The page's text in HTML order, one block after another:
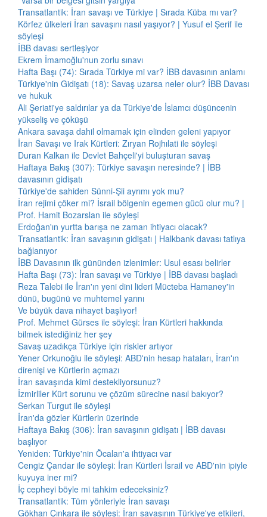
Transatlantik: İran savaşı ve Türkiye | Sırada Küba mı var?
Körfez ülkeleri İran savaşını nasıl yaşıyor? | Yusuf el Şerif ile
söyleşi
İBB davası sertleşiyor
Ekrem İmamoğlu'nun zorlu sınavı
Hafta Başı (74): Sırada Türkiye mi var? İBB davasının anlamı
Türkiye'nin Gidişatı (18): Savaş uzarsa neler olur? İBB Davası
ve hukuk
Ali Şeriati'ye saldırılar ya da Türkiye'de İslamcı düşüncenin
yükseliş ve çöküşü
Ankara savaşa dahil olmamak için elinden geleni yapıyor
İran Savaşı ve Irak Kürtleri: Zıryan Rojhılati ile söyleşi
Duran Kalkan ile Devlet Bahçeli'yi buluşturan savaş
Haftaya Bakış (307): Türkiye savaşın neresinde? | İBB
davasının gidişatı
Türkiye'de sahiden Sünni-Şii ayrımı yok mu?
İran rejimi çöker mi? İsrail bölgenin egemen gücü olur mu? |
Prof. Hamit Bozarslan ile söyleşi
Erdoğan'ın yurtta barışa ne zaman ihtiyacı olacak?
Transatlantik: İran savaşının gidişatı | Halkbank davası tatlıya
bağlanıyor
İBB Davasının ilk gününden izlenimler: Usul esası belirler
Hafta Başı (73): İran savaşı ve Türkiye | İBB davası başladı
Reza Talebi ile İran'ın yeni dini lideri Mücteba Hamaney'in
dünü, bugünü ve muhtemel yarını
Ve büyük dava nihayet başlıyor!
Prof. Mehmet Gürses ile söyleşi: İran Kürtleri hakkında
bilmek istediğiniz her şey
Savaş uzadıkça Türkiye için riskler artıyor
Yener Orkunoğlu ile söyleşi: ABD'nin hesap hataları, İran'ın
direnişi ve Kürtlerin açmazı
İran savaşında kimi destekliyorsunuz?
İzmirliler Kürt sorunu ve çözüm sürecine nasıl bakıyor?
Serkan Turgut ile söyleşi
İran'da gözler Kürtlerin üzerinde
Haftaya Bakış (306): İran savaşının gidişatı | İBB davası
başlıyor
Yeniden: Türkiye'nin Öcalan'a ihtiyacı var
Cengiz Çandar ile söyleşi: İran Kürtleri İsrail ve ABD'nin ipiyle
kuyuya iner mi?
İç cepheyi böyle mi tahkim edeceksiniz?
Transatlantik: Tüm yönleriyle İran savaşı
Gökhan Çınkara ile söyleşi: İran savaşının Türkiye'ye etkileri,